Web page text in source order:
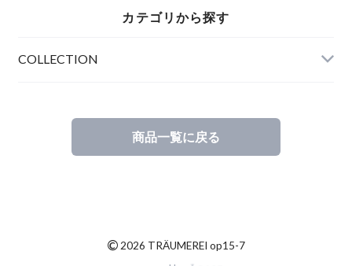
カテゴリから探す
COLLECTION
商品一覧に戻る
©2026 TRÄUMEREI op15-7